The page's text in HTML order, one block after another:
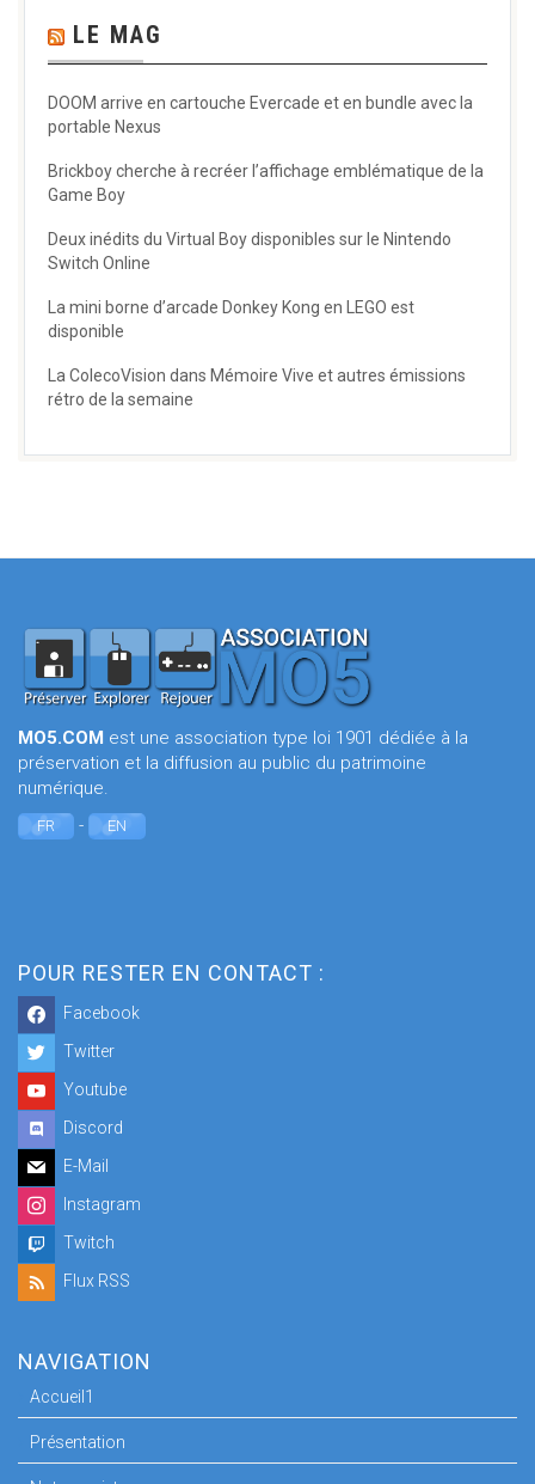
LE MAG
DOOM arrive en cartouche Evercade et en bundle avec la
portable Nexus
Brickboy cherche à recréer l’affichage emblématique de la
Game Boy
Deux inédits du Virtual Boy disponibles sur le Nintendo
Switch Online
La mini borne d’arcade Donkey Kong en LEGO est
disponible
La ColecoVision dans Mémoire Vive et autres émissions
rétro de la semaine
MO5.COM est une association type loi 1901 dédiée à la
préservation et la diffusion au public du patrimoine
numérique.
FR - EN
POUR RESTER EN CONTACT :
Facebook
Twitter
Youtube
Discord
E-Mail
Instagram
Twitch
Flux RSS
NAVIGATION
Accueil1
Présentation